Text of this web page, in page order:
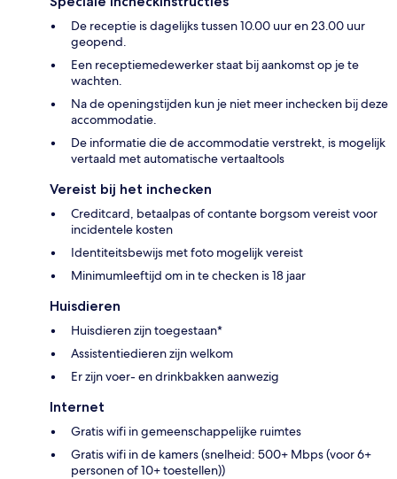
De receptie is dagelijks tussen 10.00 uur en 23.00 uur
geopend.
Een receptiemedewerker staat bij aankomst op je te
wachten.
Na de openingstijden kun je niet meer inchecken bij deze
accommodatie.
De informatie die de accommodatie verstrekt, is mogelijk
vertaald met automatische vertaaltools
Vereist bij het inchecken
Creditcard, betaalpas of contante borgsom vereist voor
incidentele kosten
Identiteitsbewijs met foto mogelijk vereist
Minimumleeftijd om in te checken is 18 jaar
Huisdieren
Huisdieren zijn toegestaan*
Assistentiedieren zijn welkom
Er zijn voer- en drinkbakken aanwezig
Internet
Gratis wifi in gemeenschappelijke ruimtes
Gratis wifi in de kamers (snelheid: 500+ Mbps (voor 6+
personen of 10+ toestellen))